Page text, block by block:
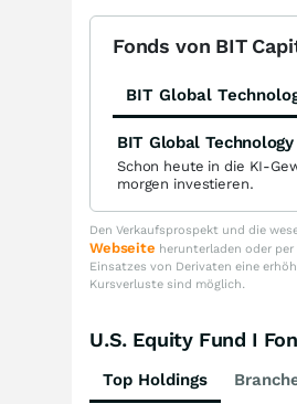
Fonds von BIT
BIT Global
BIT Global
Schon heute in die KI-
morgen investieren.
Den Verkaufsprospekt und die
Webseite herunterladen oder
Einsatzes von Derivaten eine
Kursverluste sind möglich.
U.S. Equity Fund I
Top Holdings